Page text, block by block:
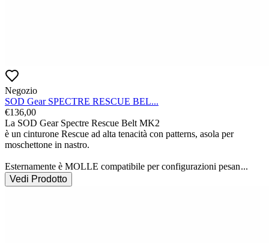
Negozio
SOD Gear SPECTRE RESCUE BEL...
€136,00
La SOD Gear Spectre Rescue Belt MK2
è un cinturone Rescue ad alta tenacità con patterns, asola per
moschettone in nastro.
Esternamente è MOLLE compatibile per configurazioni pesan...
Vedi Prodotto